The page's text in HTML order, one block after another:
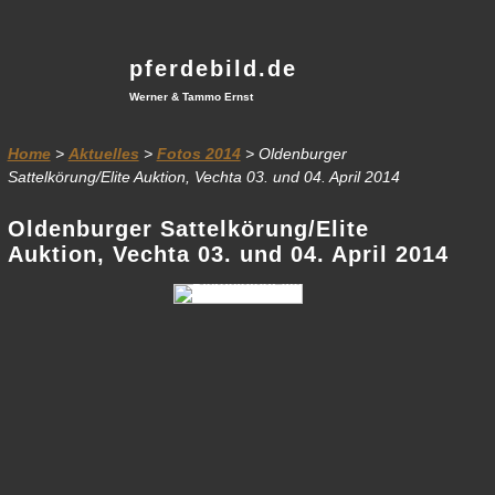
pferdebild.de
Werner & Tammo Ernst
Home> Aktuelles > Fotos 2014> Oldenburger
Sattelkörung/Elite Auktion, Vechta 03. und 04. April 2014
Oldenburger Sattelkörung/Elite
Auktion, Vechta 03. und 04. April 2014